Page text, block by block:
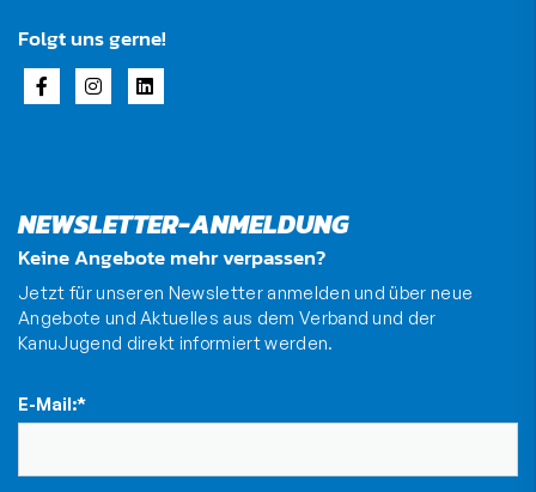
Folgt uns gerne!
NEWSLETTER-ANMELDUNG
Keine Angebote mehr verpassen?
Jetzt für unseren Newsletter anmelden und über neue
Angebote und Aktuelles aus dem Verband und der
KanuJugend direkt informiert werden.
E-Mail:*